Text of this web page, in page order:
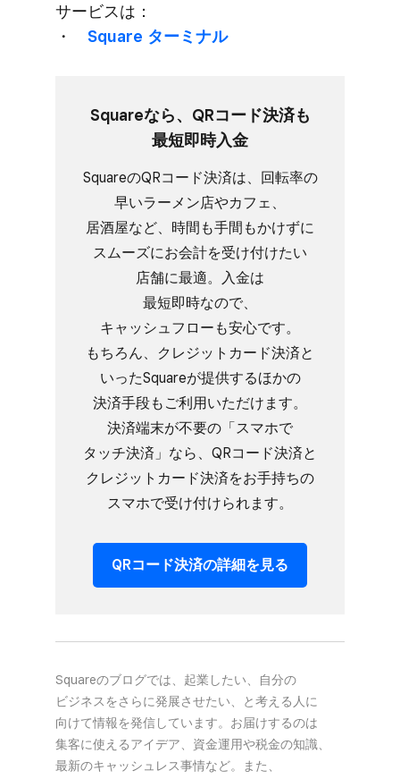
サービスは​：
・ Square ターミナル
Squareなら、​QRコード決済も​
最短即時入金
Squareの​QRコード決済は、​回転率の​
早い​ラーメン店や​カフェ、​
居酒屋など、​時間も​手間も​かけずに​
スムーズに​お会計を​受け付けたい​
店舗に​最適。​入金は​
最短即時なので、​
キャッシュフローも​安心です。​
もちろん、​クレジットカード決済と​
いった​Squareが​提供する​ほかの​
決済手段も​ご利用いただけます。​
決済端末が​不要の​「スマホで​
タッチ決済」なら、​QRコード決済と​
クレジットカード決済を​お手持ちの​
スマホで​受け付けられます。
QRコード決済の​詳細を​見る
Squareの​ブログでは、​起業したい、​自分の​
ビジネスを​さらに​発展させたい、と​考える​人に​
向けて​情報を​発信しています。​お届けするのは​
集客に​使える​アイデア、​資金運用や​税金の​知識、​
最新の​キャッシュレス事情など。​また、​